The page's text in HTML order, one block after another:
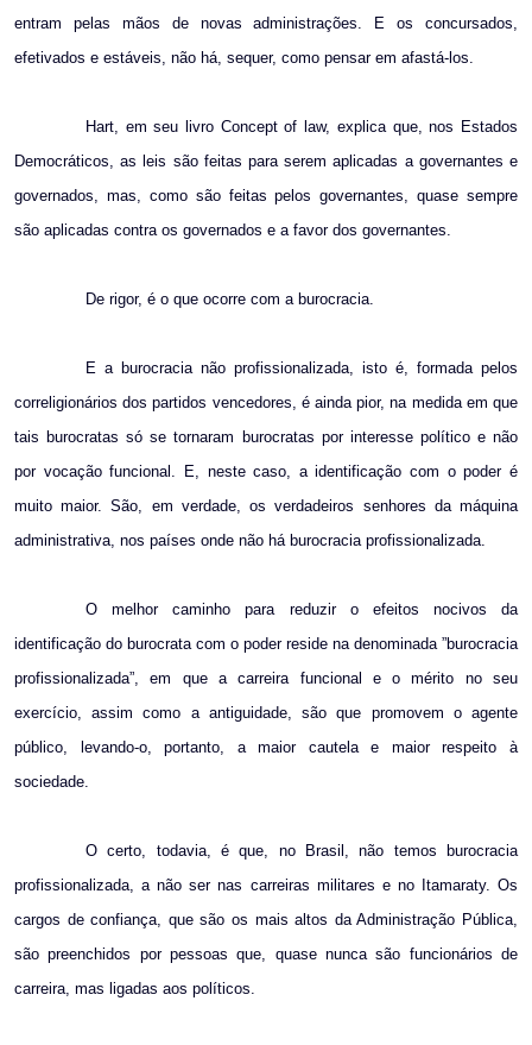
entram pelas mãos de novas administrações. E os concursados,
efetivados e estáveis, não há, sequer, como pensar em afastá-los.
Hart, em seu livro Concept of law, explica que, nos Estados
Democráticos, as leis são feitas para serem aplicadas a governantes e
governados, mas, como são feitas pelos governantes, quase sempre
são aplicadas contra os governados e a favor dos governantes.
De rigor, é o que ocorre com a burocracia.
E a burocracia não profissionalizada, isto é, formada pelos
correligionários dos partidos vencedores, é ainda pior, na medida em que
tais burocratas só se tornaram burocratas por interesse político e não
por vocação funcional. E, neste caso, a identificação com o poder é
muito maior. São, em verdade, os verdadeiros senhores da máquina
administrativa, nos países onde não há burocracia profissionalizada.
O melhor caminho para reduzir o efeitos nocivos da
identificação do burocrata com o poder reside na denominada ”burocracia
profissionalizada”, em que a carreira funcional e o mérito no seu
exercício, assim como a antiguidade, são que promovem o agente
público, levando-o, portanto, a maior cautela e maior respeito à
sociedade.
O certo, todavia, é que, no Brasil, não temos burocracia
profissionalizada, a não ser nas carreiras militares e no Itamaraty. Os
cargos de confiança, que são os mais altos da Administração Pública,
são preenchidos por pessoas que, quase nunca são funcionários de
carreira, mas ligadas aos políticos.